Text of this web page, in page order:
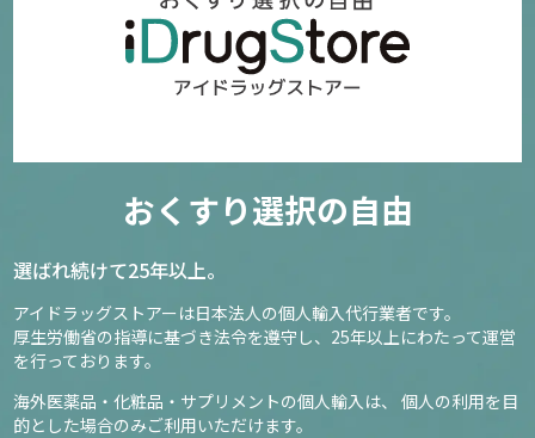
おくすり選択の自由
選ばれ続けて25年以上。
アイドラッグストアーは日本法人の個人輸入代行業者です。
厚生労働省の指導に基づき法令を遵守し、 25年以上にわたって運営
を行っております。
海外医薬品・化粧品・サプリメントの個人輸入は、
個人の利用を目
的とした場合のみご利用いただけます。